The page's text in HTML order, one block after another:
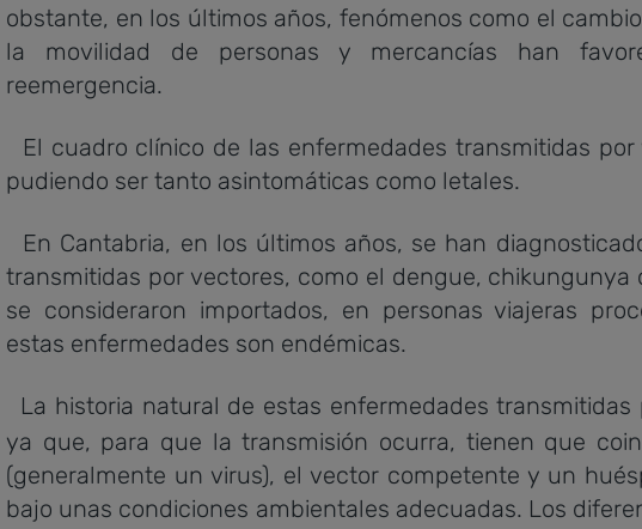
obstante, en los últimos años, fenómenos como el
la movilidad de personas y mercancías han
reemergencia.
El cuadro clínico de las enfermedades transmitidas por
pudiendo ser tanto asintomáticas como letales.
En Cantabria, en los últimos años, se han
transmitidas por vectores, como el dengue, chikungunya
se consideraron importados, en personas viajeras
estas enfermedades son endémicas.
La historia natural de estas enfermedades
ya que, para que la transmisión ocurra, tienen que
(generalmente un virus), el vector competente y un
bajo unas condiciones ambientales adecuadas. Los